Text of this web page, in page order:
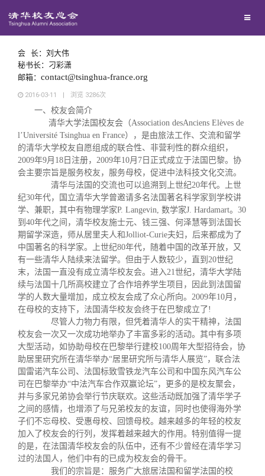
捐赠项目
捐赠新闻
捐赠纪事
捐赠方法
义工计划
媒体平台
《清华校友通讯》
《水木清华》
我要订阅
新媒体平台
百年清华
清华人物
清华故事
青春风采
校友文苑
校友讲坛
校友视界
校友服务
终身学习
信息化服务
三创大赛
实用信息
校友总会
总会简介
会长致辞
总会章程
理事会名单
制度法规
联系我们
关闭
会 长：刘大伟
秘书长：刁彩潇
邮箱： contact@tsinghua-france.org
2016-03-11 | 浏览 3286次
一、校友会简介
清华大学法国校友会（Association desAnciens Elèves de
l’Université Tsinghua en France），是由旅法工作、交流和留学
的清华大学校友自愿组成的联合性、非营利性的群众组织，
2009年9月18日注册，2009年10月7日正式成立于法国巴黎。协
会主要宗旨是服务校友，服务母校，促进中法科技文化交流。
清华与法国的交流也可以追溯到上世纪20年代。上世
纪30年代，国立清华大学曾邀请多名法国著名科学家到学校讲
学、兼职，其中有物理学家P. Langevin, 数学家J. Hardamart。30
到40年代之间，清华校友施士元、钱三强、何泽慧等到法国长
期留学深造，师从居里夫人和Jolliot-Curie夫妇，后来都成为了
中国著名的科学家。上世纪80年代，随着中国的改革开放，又
有一些清华人陆续来法留学。但由于人数较少，直到20世纪
末，法国一直没有成立清华校友会。进入21世纪，清华大学陆
续与法国十几所高校建立了合作培养学生项目，因此到法国留
学的人数大量增加，成立校友会成了众心所向。2009年10月，
在母校的支持下，法国清华校友会终于在巴黎成立了!
尽管人力物力有限，但凭着清华人的实干精神，法国
校友会一次又一次成功地举办了丰富多彩的活动。其中有多项
大型活动，如协助母校在巴黎举行建校100周年大型招待会，协
助居里研究所在清华举办“居里研究所与清华人展览”，联合法
国雷诺汽车公司、法国标致雪铁龙汽车公司和中国东风汽车公
司在巴黎举办“中法汽车合作双赢论坛”，更多的是校友聚会，
并与多家兄弟协会举行节庆联欢。这些活动既加强了清华学子
之间的感情，也增添了与兄弟校友的友谊，同时也使得海外学
子们不忘母校、受惠母校、回馈母校。越来越多的年轻的校友
加入了校友会的行列，发挥着越来越大的作用。特别值得一提
的是，在法国清华校友会的队伍中，还有不少曾经在清华学习
过的法国人，他们中有的已成为校友会的骨干。
我们的宗旨是：服务广大旅居法国和留学法国的校